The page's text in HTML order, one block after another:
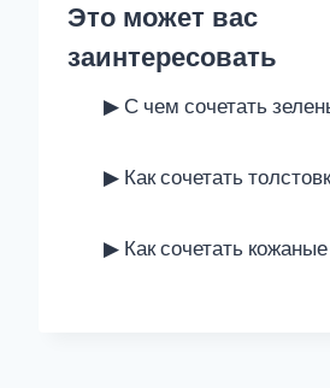
Это может вас
заинтересовать
▶ С чем сочетать
▶ Как сочетать
▶ Как сочетать